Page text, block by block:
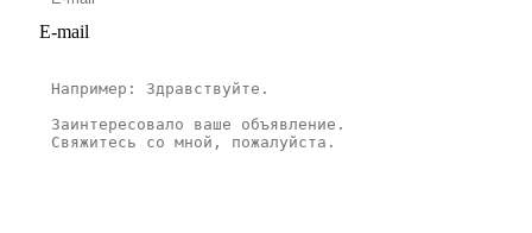
E-mail